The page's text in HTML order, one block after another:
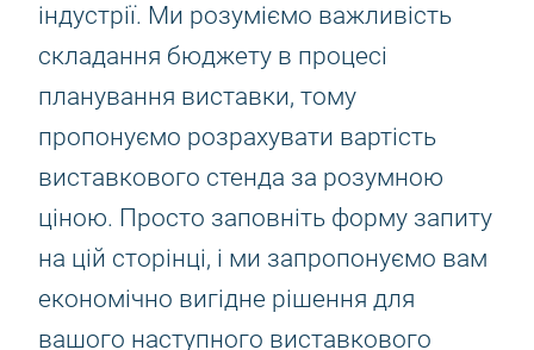
індустрії. Ми розуміємо важливість
складання бюджету в процесі
планування виставки, тому
пропонуємо розрахувати вартість
виставкового стенда за розумною
ціною. Просто заповніть форму запиту
на цій сторінці, і ми запропонуємо вам
економічно вигідне рішення для
вашого наступного виставкового